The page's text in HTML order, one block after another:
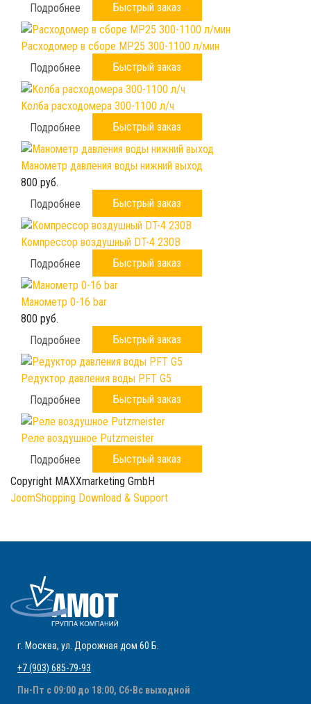
Подробнее
Быстрый заказ
Расходомер в сборе МР25 300-1100 л/мин
Подробнее
Быстрый заказ
Колба расходомера 300-1100 л/ч
Подробнее
Быстрый заказ
Манометр давления воды нижний выход
800 руб.
Подробнее
Быстрый заказ
Компрессор воздушный DT-4 230B
Подробнее
Быстрый заказ
Манометр 0-16 bar
800 руб.
Подробнее
Быстрый заказ
Редуктор давления воды PFT G5
Подробнее
Быстрый заказ
Реле воздушное Putzmeister
Подробнее
Быстрый заказ
Copyright MAXXmarketing GmbH
JoomShopping Download & Support
г. Москва, ул. Дорожная дом 60 Б
+7 (903) 685-79-93
Пн-Пт с 09:00 до 18:00, Сб-Вс выходной